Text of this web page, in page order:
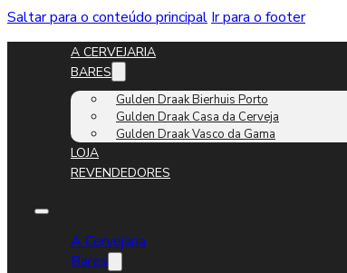
Saltar para o conteúdo principal Ir para o footer
A CERVEJARIA
BARES
Gulden Draak Bierhuis Porto
Gulden Draak Casa da Cerveja
Gulden Draak Vasco da Gama
LOJA
REVENDEDORES
A Cervejaria
Bares